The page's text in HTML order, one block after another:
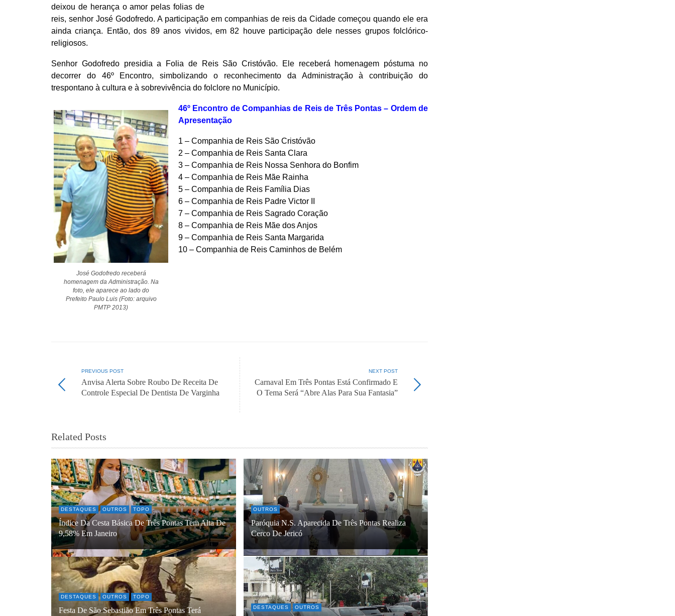
deixou de herança o amor pelas folias de
reis, senhor José Godofredo. A participação em companhias de reis da Cidade começou quando ele era
ainda criança. Então, dos 89 anos vividos, em 82 houve participação dele nesses grupos folclórico-
religiosos.
Senhor Godofredo presidia a Folia de Reis São Cristóvão. Ele receberá homenagem póstuma no
decorrer do 46º Encontro, simbolizando o reconhecimento da Administração à contribuição do
trespontano à cultura e à sobrevivência do folclore no Município.
José Godofredo receberá
homenagem da Administração. Na
foto, ele aparece ao lado do
Prefeito Paulo Luis (Foto: arquivo
PMTP 2013)
46º Encontro de Companhias de Reis de Três Pontas – Ordem de
Apresentação
1 – Companhia de Reis São Cristóvão
2 – Companhia de Reis Santa Clara
3 – Companhia de Reis Nossa Senhora do Bonfim
4 – Companhia de Reis Mãe Rainha
5 – Companhia de Reis Família Dias
6 – Companhia de Reis Padre Victor II
7 – Companhia de Reis Sagrado Coração
8 – Companhia de Reis Mãe dos Anjos
9 – Companhia de Reis Santa Margarida
10 – Companhia de Reis Caminhos de Belém
PREVIOUS POST
Anvisa Alerta Sobre Roubo De Receita De
Controle Especial De Dentista De Varginha
NEXT POST
Carnaval Em Três Pontas Está Confirmado E
O Tema Será “Abre Alas Para Sua Fantasia”
Related Posts
DESTAQUES OUTROS TOPO
Índice Da Cesta Básica De Três Pontas Tem Alta De
9,58% Em Janeiro
OUTROS
Paróquia N.S. Aparecida De Três Pontas Realiza
Cerco De Jericó
DESTAQUES OUTROS TOPO
Festa De São Sebastião Em Três Pontas Terá DESTAQUES OUTROS